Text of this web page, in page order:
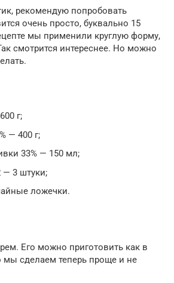
рекомендую попробовать
очень просто, буквально 15
мы применили круглую форму,
смотрится интереснее. Но можно
г;
— 400 г;
33% — 150 мл;
3 штуки;
ложечки.
Его можно приготовить как в
мы сделаем теперь проще и не